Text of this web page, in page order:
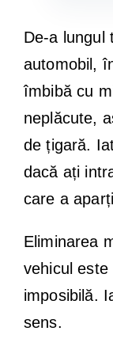
De-a lungul
automobil,
îmbibă cu
neplăcute,
de țigară.
dacă ați
care a
Eliminarea
vehicul
imposibilă.
sens.